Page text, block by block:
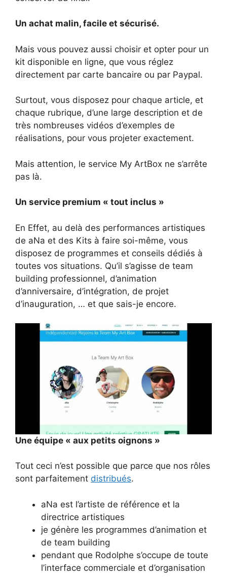
Un achat malin, facile et sécurisé.
Mais vous pouvez aussi choisir et opter pour un
kit disponible en ligne, que vous réglez
directement par carte bancaire ou par Paypal.
Surtout, vous disposez pour chaque article, et
chaque rubrique, d’une large description et de
très nombreuses vidéos d’exemples de
réalisations, pour vous projeter exactement.
Mais attention, le service My ArtBox ne s’arrête
pas là.
Un service premium « tout inclus »
En Effet, au delà des performances artistiques
de aNa et des Kits à faire soi-même, vous
disposez de programmes et conseils dédiés à
toutes vos situations. Qu’il s’agisse de team
building professionnel, d’animation
d’anniversaire, d’intégration, de projet
d’inauguration, … et que sais-je encore.
Une équipe « aux petits oignons »
Tout ceci n’est possible que parce que nos rôles
sont parfaitement distribués.
aNa est l’artiste de référence et la
directrice artistiques
je génère les programmes d’animation et
de team building
pendant que Rodolphe s’occupe de toute
l’interface commerciale et d’organisation